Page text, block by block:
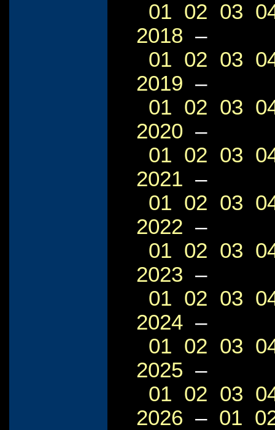
01 02 03
2018 –
01 02 03
2019 –
01 02 03
2020 –
01 02 03
2021 –
01 02 03
2022 –
01 02 03
2023 –
01 02 03
2024 –
01 02 03
2025 –
01 02 03
2026 – 01